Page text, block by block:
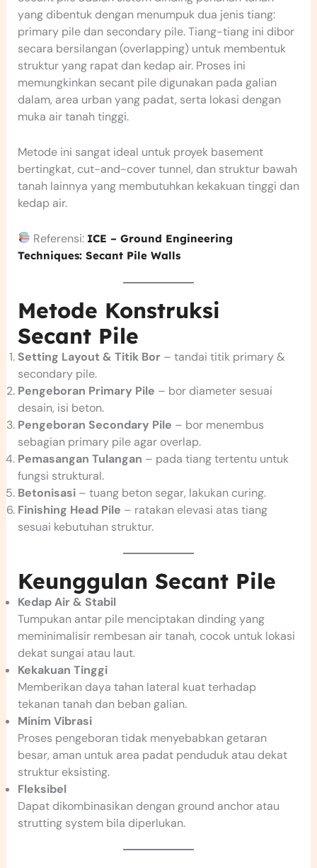
yang dibentuk dengan menumpuk dua jenis tiang:
primary pile dan secondary pile. Tiang-tiang ini dibor
secara bersilangan (overlapping) untuk membentuk
struktur yang rapat dan kedap air. Proses ini
memungkinkan secant pile digunakan pada galian
dalam, area urban yang padat, serta lokasi dengan
muka air tanah tinggi.
Metode ini sangat ideal untuk proyek basement
bertingkat, cut-and-cover tunnel, dan struktur bawah
tanah lainnya yang membutuhkan kekakuan tinggi dan
kedap air.
Referensi: ICE – Ground Engineering
Techniques: Secant Pile Walls
Metode Konstruksi
Secant Pile
Setting Layout & Titik Bor– tandai titik primary &
secondary pile.
Pengeboran Primary Pile – bor diameter sesuai
desain, isi beton.
Pengeboran Secondary Pile – bor menembus
sebagian primary pile agar overlap.
Pemasangan Tulangan – pada tiang tertentu untuk
fungsi struktural.
Betonisasi– tuang beton segar, lakukan curing.
Finishing Head Pile – ratakan elevasi atas tiang
sesuai kebutuhan struktur.
Keunggulan Secant Pile
Kedap Air & Stabil
Tumpukan antar pile menciptakan dinding yang
meminimalisir rembesan air tanah, cocok untuk lokasi
dekat sungai atau laut.
Kekakuan Tinggi
Memberikan daya tahan lateral kuat terhadap
tekanan tanah dan beban galian.
Minim Vibrasi
Proses pengeboran tidak menyebabkan getaran
besar, aman untuk area padat penduduk atau dekat
struktur eksisting.
Fleksibel
Dapat dikombinasikan dengan ground anchor atau
strutting system bila diperlukan.